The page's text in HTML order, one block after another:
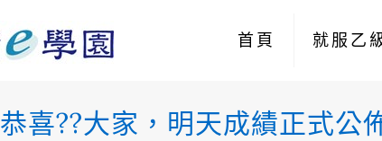
首頁 就服乙
恭喜??大家，明天成績正式公